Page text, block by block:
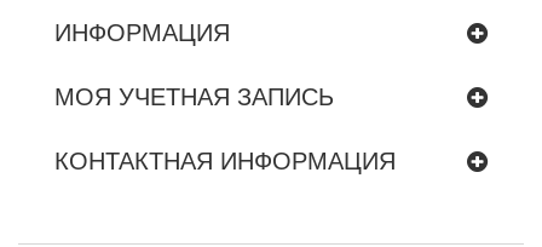
ИНФОРМАЦИЯ
МОЯ УЧЕТНАЯ ЗАПИСЬ
КОНТАКТНАЯ ИНФОРМАЦИЯ